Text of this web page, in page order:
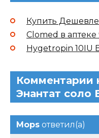
Купить
Clomed в аптеке
Hygetropin 10IU
Комментарии
Энантат соло
Mops ответил(а)